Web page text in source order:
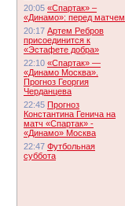
20:05 «Спартак» –
«Динамо»: перед матчем
20:17 Артем Ребров
присоединится к
«Эстафете добра»
22:10 «Спартак» —
«Динамо Москва».
Прогноз Георгия
Черданцева
22:45 Прогноз
Константина Генича на
матч «Спартак» -
«Динамо» Москва
22:47 Футбольная
суббота